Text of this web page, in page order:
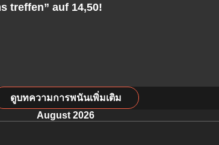
treffen” auf 14,50!
ดูบทความการพนันเพิ่มเติม
August 2026